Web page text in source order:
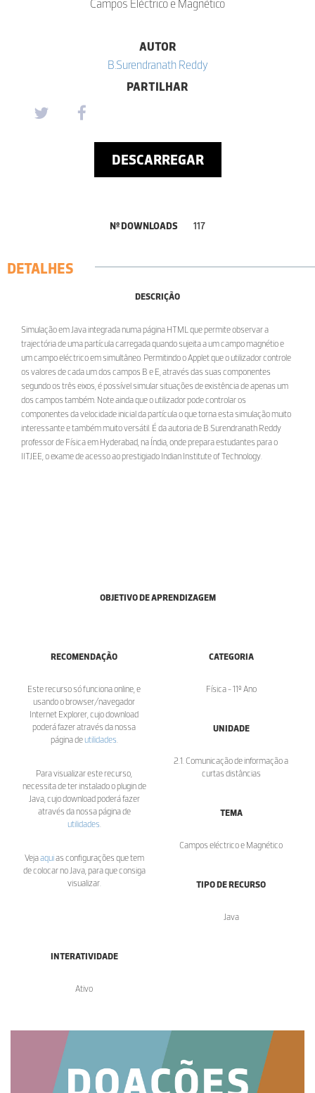
Campos Eléctrico e Magnético
AUTOR
B.Surendranath Reddy
PARTILHAR
DESCARREGAR
Nº DOWNLOADS 117
DETALHES
DESCRIÇÃO
Simulação em Java integrada numa página HTML que permite observar a
trajectória de uma partícula carregada quando sujeita a um campo magnétio e
um campo eléctrico em simultâneo. Permitindo o Applet que o utilizador controle
os valores de cada um dos campos B e E, através das suas componentes
segundo os três eixos, é possível simular situações de existência de apenas um
dos campos também. Note ainda que o utilizador pode controlar os
componentes da velocidade inicial da partícula o que torna esta simulação muito
interessante e também muito versátil. É da autoria de B.Surendranath Reddy
professor de Física em Hyderabad, na Índia, onde prepara estudantes para o
IITJEE, o exame de acesso ao prestigiado Indian Institute of Technology.
OBJETIVO DE APRENDIZAGEM
RECOMENDAÇÃO
Este recurso só funciona online, e
usando o browser/navegador
Internet Explorer, cujo download
poderá fazer através da nossa
página deutilidades
Para visualizar este recurso,
necessita de ter instalado o plugin de
Java, cujo download poderá fazer
através da nossa página de
utilidades
Vejaaquias configurações que tem
de colocar no Java, para que consiga
visualizar.
CATEGORIA
Física - 11º Ano
UNIDADE
2.1. Comunicação de informação a
curtas distâncias
TEMA
Campos eléctrico e Magnético
TIPO DE RECURSO
Java
INTERATIVIDADE
Ativo